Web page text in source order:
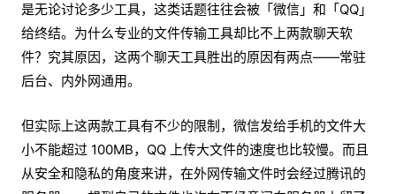
是无论讨论多少工具，这类话题往往会被「微信」和「QQ」
给终结。为什么专业的文件传输工具却比不上两款聊天软
件？究其原因，这两个聊天工具胜出的原因有两点——常驻
后台、内外网通用。
但实际上这两款工具有不少的限制，微信发给手机的文件大
小不能超过 100MB，QQ 上传大文件的速度也比较慢。而且
从安全和隐私的角度来讲，在外网传输文件时会经过腾讯的